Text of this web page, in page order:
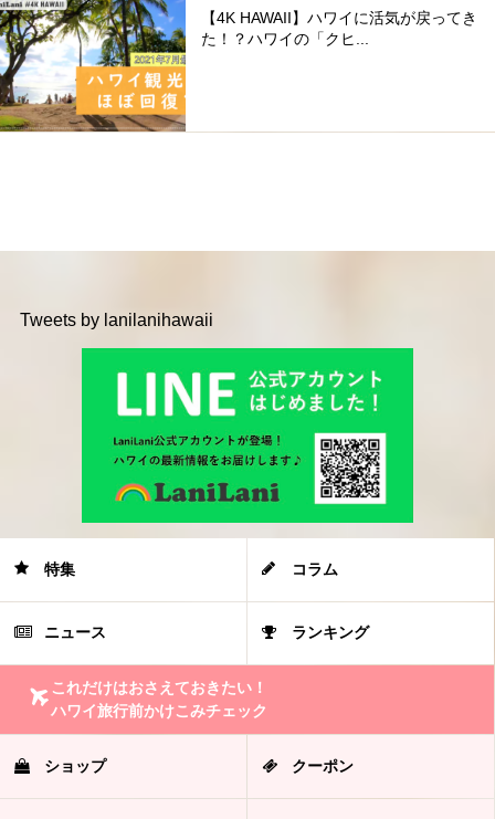
【4K HAWAII】ハワイに活気が戻ってき
た！？ハワイの「クヒ...
Tweets by lanilanihawaii
特集 コラム
ニュース ランキング
これだけはおさえておきたい！
ハワイ旅行前かけこみチェック
ショップ クーポン